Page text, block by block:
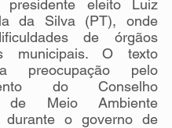
eleito Luiz
da Silva (PT), onde
de órgãos
municipais. O texto
preocupação pelo
do Conselho
de Meio Ambiente
durante o governo de